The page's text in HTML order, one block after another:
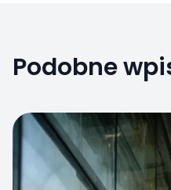
Podobne